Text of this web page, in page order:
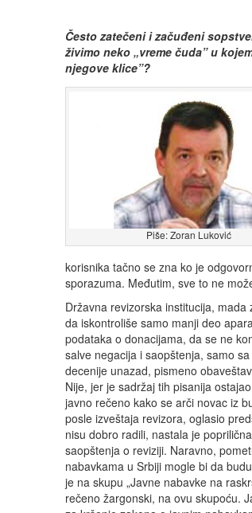
Često zatečeni i začuđeni
živimo neko „vreme čuda” u
njegove klice”?
Piše: Zoran Luković
korisnika tačno se zna ko je
sporazuma. Međutim, sve to ne
Državna revizorska institucija,
da iskontroliše samo manji deo
podataka o donacijama, da se ne
salve negacija i saopštenja, samo
decenije unazad, pismeno
Nije, jer je sadržaj tih pisanija
javno rečeno kako se arči novac iz
posle izveštaja revizora, oglasio
nisu dobro radili, nastala je
saopštenja o reviziji. Naravno,
nabavkama u Srbiji mogle bi da
je na skupu „Javne nabavke na
rečeno žargonski, na ovu skupoću.